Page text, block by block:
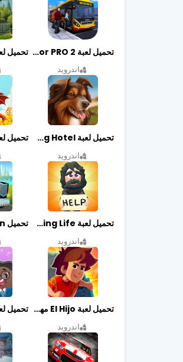
تحميل لعبة Bus Simulator PRO 2 مهكرة أخر إصدار
اندرويد
تحميل لعبة Dog Hotel مهكرة أخر إصدار
اندرويد
تحميل لعبة Begging Life مهكرة أخر إصدار
اندرويد
تحميل لعبة El Hijo مهكرة أخر إصدار
اندرويد